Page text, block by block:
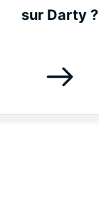
sur Darty ?